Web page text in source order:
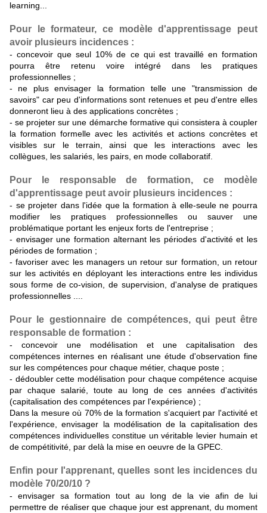
learning...
Pour le formateur, ce modèle d'apprentissage peut
avoir plusieurs incidences :
- concevoir que seul 10% de ce qui est travaillé en formation
pourra être retenu voire intégré dans les pratiques
professionnelles ;
- ne plus envisager la formation telle une "transmission de
savoirs" car peu d'informations sont retenues et peu d'entre elles
donneront lieu à des applications concrètes ;
- se projeter sur une démarche formative qui consistera à coupler
la formation formelle avec les activités et actions concrètes et
visibles sur le terrain, ainsi que les interactions avec les
collègues, les salariés, les pairs, en mode collaboratif.
Pour le responsable de formation, ce modèle
d'apprentissage peut avoir plusieurs incidences :
- se projeter dans l'idée que la formation à elle-seule ne pourra
modifier les pratiques professionnelles ou sauver une
problématique portant les enjeux forts de l'entreprise ;
- envisager une formation alternant les périodes d'activité et les
périodes de formation ;
- favoriser avec les managers un retour sur formation, un retour
sur les activités en déployant les interactions entre les individus
sous forme de co-vision, de supervision, d'analyse de pratiques
professionnelles ....
Pour le gestionnaire de compétences, qui peut être
responsable de formation :
- concevoir une modélisation et une capitalisation des
compétences internes en réalisant une étude d'observation fine
sur les compétences pour chaque métier, chaque poste ;
- dédoubler cette modélisation pour chaque compétence acquise
par chaque salarié, toute au long de ces années d'activités
(capitalisation des compétences par l'expérience) ;
Dans la mesure où 70% de la formation s'acquiert par l'activité et
l'expérience, envisager la modélisation de la capitalisation des
compétences individuelles constitue un véritable levier humain et
de compétitivité, par delà la mise en oeuvre de la GPEC.
Enfin pour l'apprenant, quelles sont les incidences du
modèle 70/20/10 ?
- envisager sa formation tout au long de la vie afin de lui
permettre de réaliser que chaque jour est apprenant, du moment